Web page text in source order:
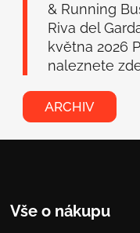
& Running
Riva del
května 2026
naleznete
ARCHIV
Vše o nákupu